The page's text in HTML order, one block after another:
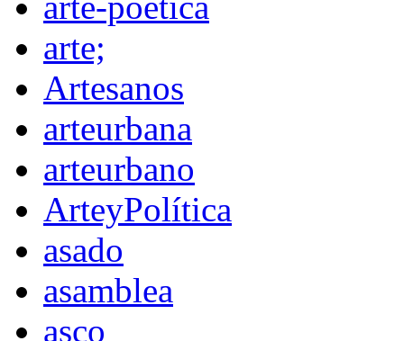
arte;
Artesanos
arteurbana
arteurbano
ArteyPolítica
asado
asamblea
asco